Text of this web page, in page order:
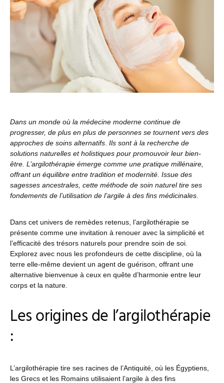
Dans un monde où la médecine moderne continue de
progresser, de plus en plus de personnes se tournent vers des
approches de soins alternatifs Ils sont à la recherche de
solutions naturelles et holistiques pour promouvoir leur bien-
être. L’argilothérapie émerge comme une pratique millénaire,
offrant un équilibre entre tradition et modernité. Issue des
sagesses ancestrales, cette méthode de soin naturel tire ses
fondements de l’utilisation de l’argile à des fins médicinales.
Dans cet univers de remèdes retenus, l’argilothérapie se
présente comme une invitation à renouer avec la simplicité et
l’efficacité des trésors naturels pour prendre soin de soi.
Explorez avec nous les profondeurs de cette discipline, où la
terre elle-même devient un agent de guérison, offrant une
alternative bienvenue à ceux en quête d’harmonie entre leur
corps et la nature.
Les origines de l’argilothérapie
:
L’argilothérapie tire ses racines de l’Antiquité, où les Égyptiens,
les Grecs et les Romains utilisaient l’argile à des fins